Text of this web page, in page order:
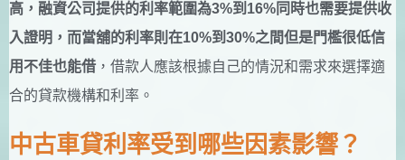
高，融資公司提供的利率範圍為3%到16%同時也需要提供收
入證明，而當舖的利率則在10%到30%之間但是門檻很低信
用不佳也能借 ，借款人應該根據自己的情況和需求來選擇適
合的貸款機構和利率。
中古車貸利率受到哪些因素影響？